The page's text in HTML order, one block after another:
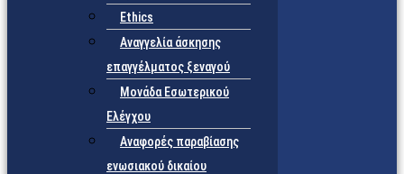
Ethics
Αναγγελία άσκησης
επαγγέλματος ξεναγού
Μονάδα Εσωτερικού
Ελέγχου
Αναφορές παραβίασης
ενωσιακού δικαίου